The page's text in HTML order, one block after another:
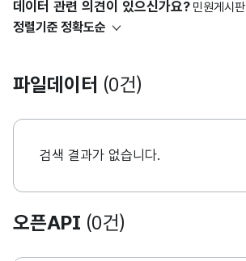
데이터 관련 의견이 있으신가요? 민원게시판
정렬기준 정확도순
파일데이터 (0건)
검색 결과가 없습니다.
오픈API (0건)